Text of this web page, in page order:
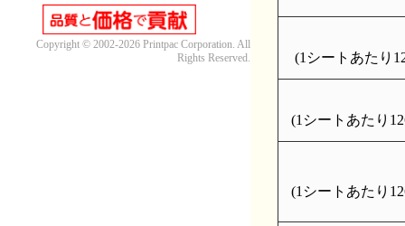
(1シートあたり
(1シートあたり
(1シートあたり
Copyright © 2002-2026 Printpac Corporation. All
Rights Reserved.